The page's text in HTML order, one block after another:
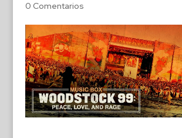
0 Comentarios